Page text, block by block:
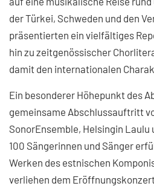
der Türkei, Schweden und den
präsentierten ein vielfältiges
hin zu zeitgenössischer
damit den internationalen
Ein besonderer Höhepunkt des
gemeinsame Abschlussauftritt
SonorEnsemble, Helsingin Laulu
100 Sängerinnen und Sänger
Werken des estnischen
verliehen dem